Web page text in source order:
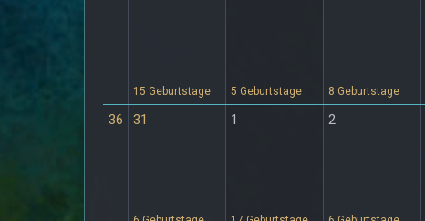
15 Geburtstage 5 Geburtstage 8 Geburtstage
36 31 1 2